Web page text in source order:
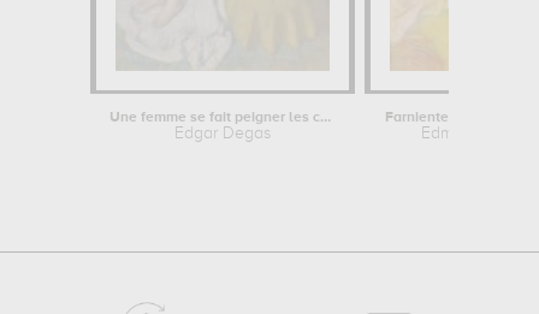
Une femme se fait peigner les cheveux
Edgar Degas Edmond